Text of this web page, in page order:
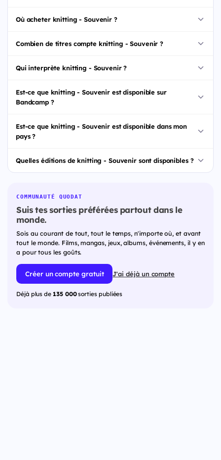
Où acheter knitting - Souvenir ?
Combien de titres compte knitting - Souvenir ?
Qui interprète knitting - Souvenir ?
Est-ce que knitting - Souvenir est disponible sur
Bandcamp ?
Est-ce que knitting - Souvenir est disponible dans mon
pays ?
Quelles éditions de knitting - Souvenir sont disponibles ?
COMMUNAUTÉ QUODAT
Suis tes sorties préférées partout dans le
monde.
Sois au courant de tout, tout le temps, n'importe où, et avant
tout le monde. Films, mangas, jeux, albums, événements, il y en
a pour tous les goûts.
Créer un compte gratuit J'ai déjà un compte
Déjà plus de 135 000sorties publiées